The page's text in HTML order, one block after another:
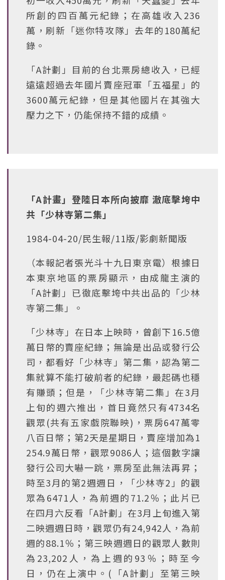
所創的四百萬元紀錄；在高雄收入236
萬，刷新「迷你特攻隊」去年的180萬紀
錄。
「A計劃」目前的台北票房總收入，已經
遠遠超過去年國片賣座冠軍「五福星」的
3600萬元紀錄，但是其他國片在其強大
壓力之下，仍能保持不錯的成績。
「A計畫」登陸日本所向披靡 澈底擊垮中
共「少林寺第二集」
1984-04-20/民生報/11版/影劇新聞版
（本報記者張光斗十九日東京電）根據日
本東京地區的票房顯示，由成龍主演的
「A計劃」已徹底擊垮中共出品的「少林
寺第二集」。
「少林寺」在日本上映時，曾創下16.5億
萬日幣的賣座紀錄；無論是出品或發行公
司，都看好「少林寺」第二集，認為第二
集就算不能打破前者的紀錄，最起碼也穩
有賺頭；但是，「少林寺第二集」在3月
上旬的週六推出，首日竟然只有4734名
觀眾(共有五家戲院聯映)，票房647萬零
八百日幣；第2天是星期日，賣座增加為1
254.9萬日幣，觀眾9086人；這個數字讓
發行公司大嚇一跳，票房至此無法再昇；
時至3月的第2週週日，「少林寺2」的觀
眾為6471人，為前週的71.2％；此片已
在四月六反看「A計劃」在3月上旬進入第
二映週週日時，觀眾仍有24,942人，為前
週的88.1％；第三映週週日的觀眾人數則
為23,202人，為上週的93％；時至今
日，仍在上演中。(「A計劃」至第三映